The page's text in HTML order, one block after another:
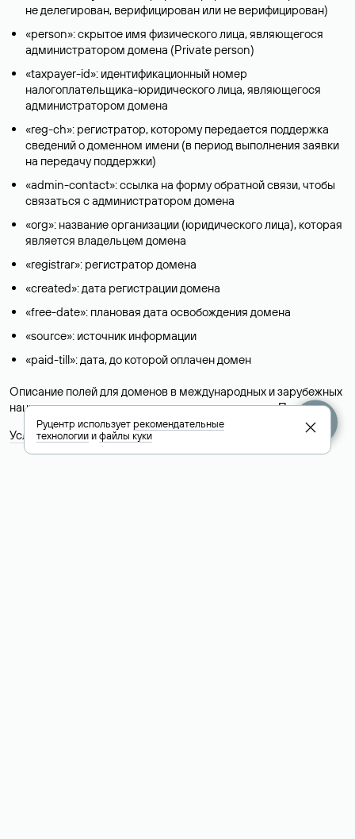
не делегирован, верифицирован или не верифицирован)
«person»: скрытое имя физического лица, являющегося
администратором домена (Privatе person)
«taxpayer-id»: идентификационный номер
налогоплательщика-юридического лица, являющегося
администратором домена
«reg-ch»: регистратор, которому передается поддержка
сведений о доменном имени (в период выполнения заявки
на передачу поддержки)
«admin-contact»: ссылка на форму обратной связи, чтобы
связаться с администратором домена
«org»: название организации (юридического лица), которая
является владельцем домена
«registrar»: регистратор домена
«created»: дата регистрации домена
«free-date»: плановая дата освобождения домена
«source»: источник информации
«paid-till»: дата, до которой оплачен домен
Описание полей для доменов в международных и зарубежных
национальных доменах представлены в разделе «Помощь».
Условия использования Whois-сервиса
Руцентр используетрекомендательные
технологииифайлы куки